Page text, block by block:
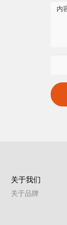
关于我们
关于品牌